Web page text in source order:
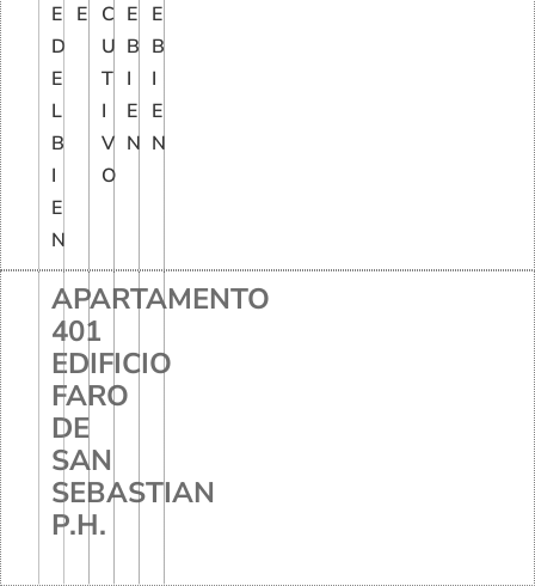
E
D
E
L
B
I
E
N
E C
U
T
I
V
O
E
B
I
E
N
E
B
I
E
N
APARTAMENTO
401
EDIFICIO
FARO
DE
SAN
SEBASTIAN
P.H.